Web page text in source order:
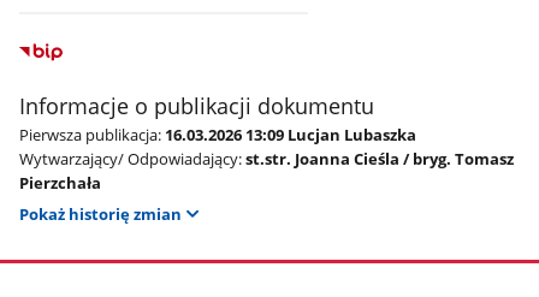
Informacje o publikacji dokumentu
Pierwsza publikacja: 16.03.2026 13:09 Lucjan Lubaszka
Wytwarzający/ Odpowiadający:st.str. Joanna Cieśla / bryg. Tomasz
Pierzchała
Pokaż historię zmian